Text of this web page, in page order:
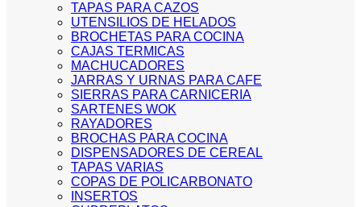
TAPAS PARA CAZOS
UTENSILIOS DE HELADOS
BROCHETAS PARA COCINA
CAJAS TERMICAS
MACHUCADORES
JARRAS Y URNAS PARA CAFE
SIERRAS PARA CARNICERIA
SARTENES WOK
RAYADORES
BROCHAS PARA COCINA
DISPENSADORES DE CEREAL
TAPAS VARIAS
COPAS DE POLICARBONATO
INSERTOS